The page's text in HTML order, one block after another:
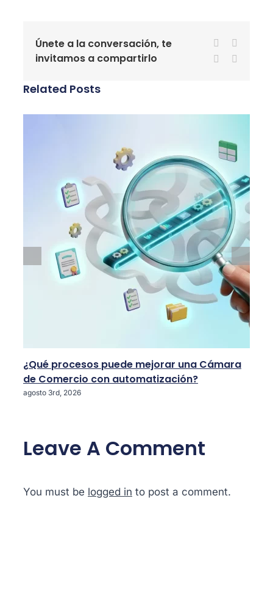
Únete a la conversación, te
invitamos a compartirlo
Facebook
LinkedIn
Related Posts
¿Qué procesos puede mejorar una Cámara
de Comercio con automatización?
agosto 3rd, 2026
Leave A Comment
You must be logged in to post a comment.